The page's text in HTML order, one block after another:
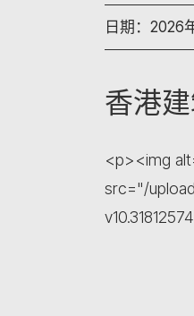
日期：2026
香港
<p><img
src="/